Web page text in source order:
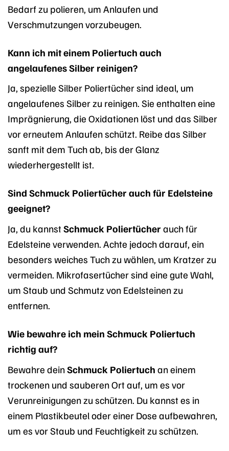
Bedarf zu polieren, um Anlaufen und
Verschmutzungen vorzubeugen.
Kann ich mit einem Poliertuch auch
angelaufenes Silber reinigen?
Ja, spezielle Silber Poliertücher sind ideal, um
angelaufenes Silber zu reinigen. Sie enthalten eine
Imprägnierung, die Oxidationen löst und das Silber
vor erneutem Anlaufen schützt. Reibe das Silber
sanft mit dem Tuch ab, bis der Glanz
wiederhergestellt ist.
Sind Schmuck Poliertücher auch für Edelsteine
geeignet?
Ja, du kannst Schmuck Poliertücher auch für
Edelsteine verwenden. Achte jedoch darauf, ein
besonders weiches Tuch zu wählen, um Kratzer zu
vermeiden. Mikrofasertücher sind eine gute Wahl,
um Staub und Schmutz von Edelsteinen zu
entfernen.
Wie bewahre ich mein Schmuck Poliertuch
richtig auf?
Bewahre deinSchmuck Poliertuch an einem
trockenen und sauberen Ort auf, um es vor
Verunreinigungen zu schützen. Du kannst es in
einem Plastikbeutel oder einer Dose aufbewahren,
um es vor Staub und Feuchtigkeit zu schützen.